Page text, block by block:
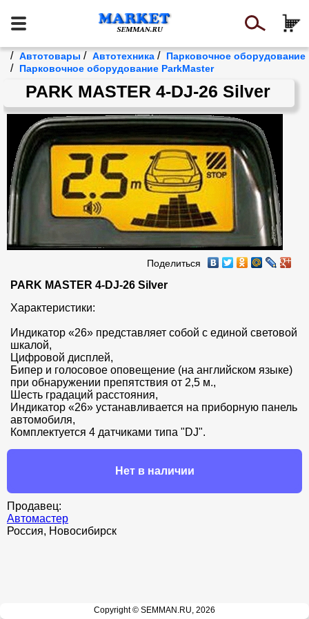
/ Автотовары / Автотехника / Парковочное оборудование
/ Парковочное оборудование ParkMaster
PARK MASTER 4-DJ-26 Silver
Поделиться
PARK MASTER 4-DJ-26 Silver
Характеристики:
Индикатор «26» представляет собой с единой световой
шкалой,
Цифровой дисплей,
Бипер и голосовое оповещение (на английском языке)
при обнаружении препятствия от 2,5 м.,
Шесть градаций расстояния,
Индикатор «26» устанавливается на приборную панель
автомобиля,
Комплектуется 4 датчиками типа "DJ".
Нет в наличии
Продавец:
Автомастер
Россия, Новосибирск
Copyright © SEMMAN.RU, 2026